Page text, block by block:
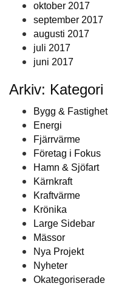
oktober 2017
september 2017
augusti 2017
juli 2017
juni 2017
Arkiv: Kategori
Bygg & Fastighet
Energi
Fjärrvärme
Företag i Fokus
Hamn & Sjöfart
Kärnkraft
Kraftvärme
Krönika
Large Sidebar
Mässor
Nya Projekt
Nyheter
Okategoriserade